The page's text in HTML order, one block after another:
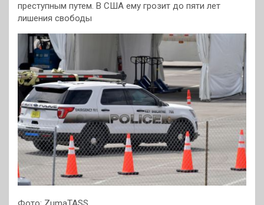
преступным путем. В США ему грозит до пяти лет
лишения свободы